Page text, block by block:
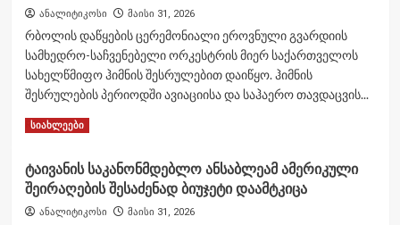
ანალიტიკოსი მაისი 31, 2026
რბოლის დაწყების ცერემონიალი ეროვნული გვარდიის
სამხედრო-საჩვენებელი ორკესტრის მიერ საქართველოს
სახელწმიფო ჰიმნის შესრულებით დაიწყო. ჰიმნის
შესრულების პერიოდში ავიაციისა და საჰაერო თავდაცვის...
Read MoreRead
რუსთავის
საერთაშორისო
აეროდრომზე,
სიახლეები
ტაივანის საკანონმდებლო ანსაბლეამ ამერიკული
შეირაღების შესაძენად ბიუჯეტი დაამტკიცა
ანალიტიკოსი მაისი 31, 2026